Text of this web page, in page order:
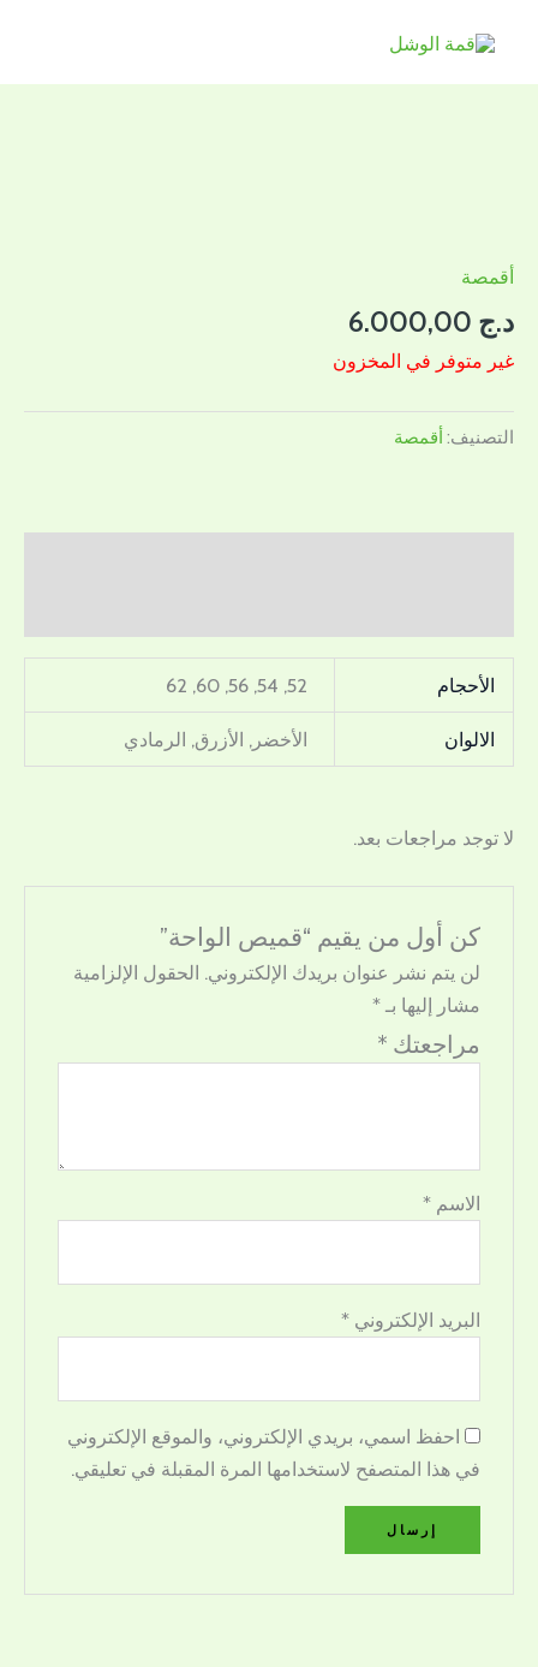
المحتوى
أقمصة
د.ج
غير متوفر في المخزون
التصنيف: أقمصة
الأحجام 52, 54, 56, 60, 62
الالوان الأخضر, الأزرق, الرمادي
لا توجد مراجعات بعد.
كن أول من يقيم “قميص الواحة”
لن يتم نشر عنوان بريدك الإلكتروني. الحقول الإلزامية
مشار إليها بـ*
مراجعتك *
الاسم*
البريد الإلكتروني*
احفظ اسمي، بريدي الإلكتروني، والموقع الإلكتروني
في هذا المتصفح لاستخدامها المرة المقبلة في تعليقي.